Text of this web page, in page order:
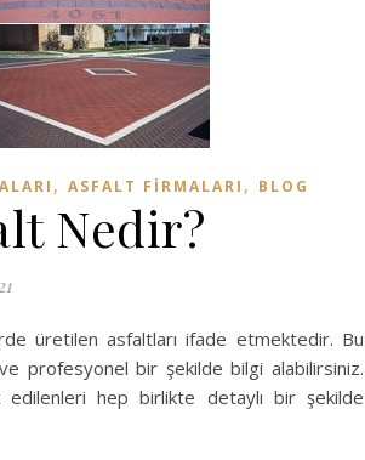
, ASFALT FIRMALARI , BLOG
Nedir?
üretilen asfaltları ifade etmektedir. Bu
profesyonel bir şekilde bilgi alabilirsiniz.
hep birlikte detaylı bir şekilde